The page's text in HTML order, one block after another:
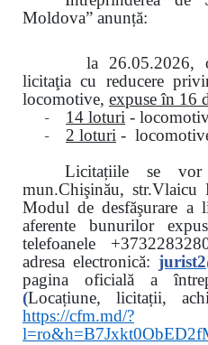
Moldova” anunță:
la 26.05.2026,
licitaţia cu reducere
locomotive, expuse în 16
- 14 loturi -
- 2 loturi -
Licitațiile se vor
mun.Chişinău, str.Vlaicu
Modul de desfăşurare a
aferente bunurilor
telefoanele
adresa electronică:
pagina oficială a
(Locațiune,
https://cfm.md/?